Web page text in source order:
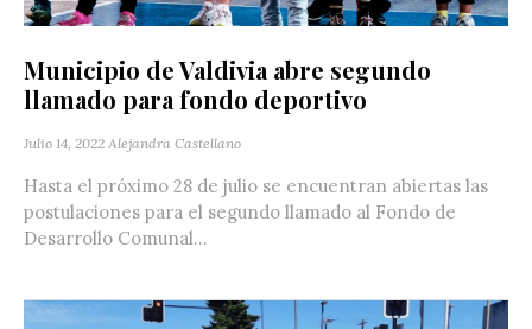
Municipio de Valdivia abre segundo
llamado para fondo deportivo
Julio 14, 2022 Alejandra Castellano
Hasta el próximo 28 de julio se encuentran abiertas las
postulaciones para el segundo llamado al Fondo de
Desarrollo Comunal...